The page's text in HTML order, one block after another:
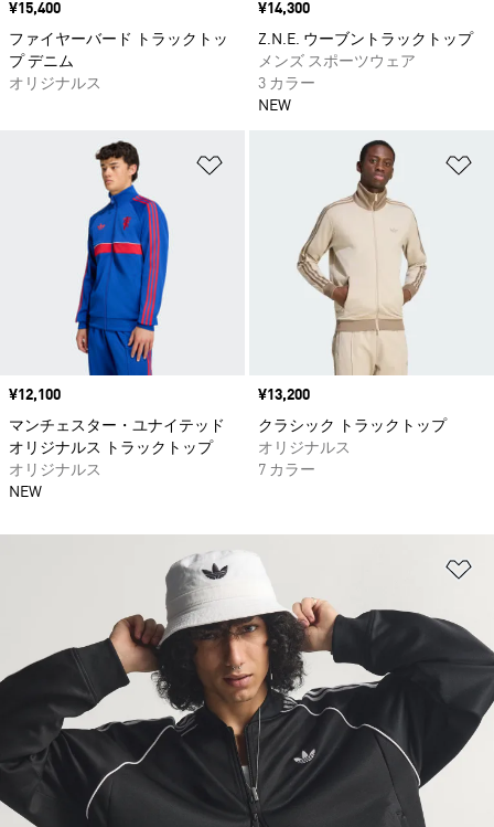
価格
¥15,400
ファイヤーバード トラックトッ
プ デニム
オリジナルス
価格
¥14,300
Z.N.E. ウーブントラックトップ
メンズ スポーツウェア
3 カラー
NEW
ほしいものリストに追加
価格
¥12,100
マンチェスター・ユナイテッド
オリジナルス トラックトップ
オリジナルス
NEW
価格
¥13,200
クラシック トラックトップ
オリジナルス
7 カラー